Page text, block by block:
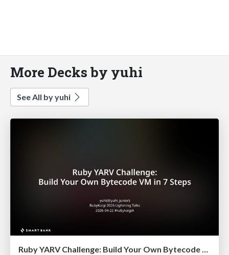
More Decks by yuhi
See All by yuhi
Ruby YARV Challenge: Build Your Own Bytecode VM in 7 Steps